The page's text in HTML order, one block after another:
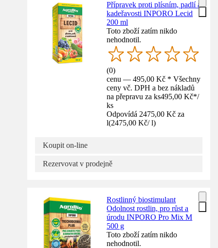
Přípravek proti plísním, padlí a
kadeřavosti INPORO Lecid
200 ml
Toto zboží zatím nikdo
nehodnotil.
(0)
cenu — 495,00 Kč * Všechny
ceny vč. DPH a bez nákladů
na přepravu za ks495,00 Kč*/
ks
Odpovídá 2475,00 Kč za
l(2475,00 Kč/ l)
Koupit on-line
Rezervovat v prodejně
Rostlinný biostimulant
Odolnost rostlin, pro růst a
úrodu INPORO Pro Mix M
500 g
Toto zboží zatím nikdo
nehodnotil.